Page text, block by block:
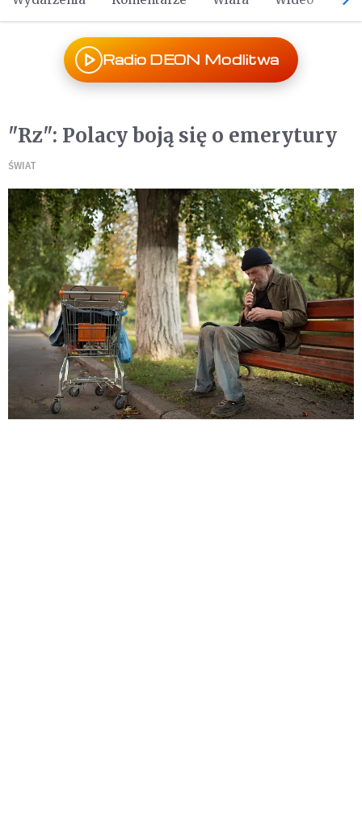
Radio DEON Modlitwa
"Rz": Polacy boją się o emerytury
ŚWIAT